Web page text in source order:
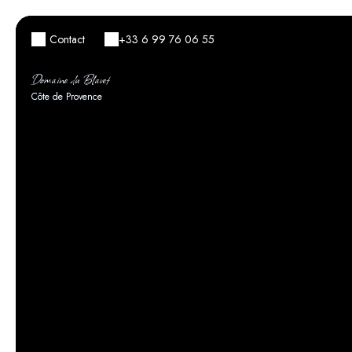
Contact +33 6 99 76 06 55
Domaine du Blavet
Côte de Provence